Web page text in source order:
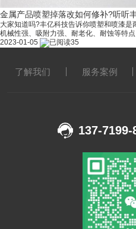
金属产品喷塑掉落改如何修补?听听
大家知道吗?丰亿科技告诉你喷塑和喷漆
机械性强、吸附力强、耐老化、耐蚀等特
塑工艺经过外界环境的影响和人为使用，
貌呢? 1.首先，我们会选择的方法是将其重新喷塑，形成一层塑料，从而达到防腐、
防锈的目的。 2.其次，可以
2023-01-05 35
了解我们 服务案例
137-7199-